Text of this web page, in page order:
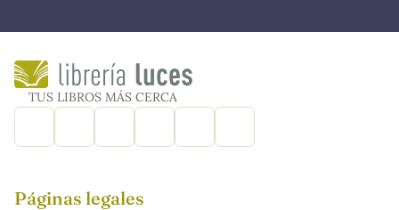
TUS LIBROS MÁS CERCA
Páginas legales